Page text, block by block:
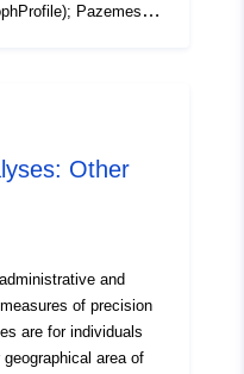
Pazemes
(ge:geBorehole);
Other
and
of precision
are for individuals
area of